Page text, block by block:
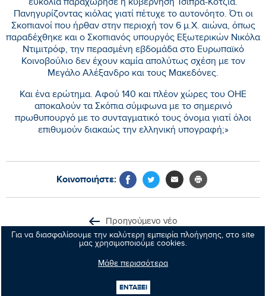
Για να διασφαλίσουμε την καλύτερη εμπειρία πλοήγησης, στο site
μας χρησιμοποιούμε cookies.
Μάθε περισσότερα
ΕΝΤΑΞΕΙ
ευκολία παραχώρησε η κυβέρνηση Τσίπρα-Κοτζιά.
Πανηγυρίζοντας κιόλας γιατί πέτυχε το αυτονόητο. Ότι οι
Σκοπιανοί που ήρθαν στην περιοχή τον 6 μ.Χ. αιώνα, όπως
παραδέχθηκε και ο Σκοπιανός υπουργός Εξωτερικών Νικόλα
Ντιμιτρόφ, την περασμένη εβδομάδα στο Ευρωπαϊκό
Κοινοβούλιο δεν έχουν καμία απολύτως σχέση με τον
Μεγάλο Αλέξανδρο και τους Μακεδόνες.
Και ένα ερώτημα. Αφού 140 και πλέον χώρες του ΟΗΕ
αποκαλούν τα Σκόπια σύμφωνα με το σημερινό
πρωθυπουργό με το συνταγματικό τους όνομα γιατί όλοι
επιθυμούν διακαώς την ελληνική υπογραφή;»
Κοινοποιήστε:
Προηγούμενο νέο
Επόμενο νέο